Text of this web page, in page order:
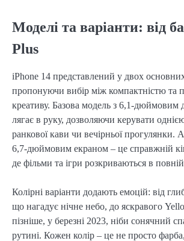
Моделі та варіанти: від
Plus
iPhone 14 представлений у двох
пропонуючи вибір між компактністю та
креативу. Базова модель з 6,1-дюймовим
лягає в руку, дозволяючи керувати
ранкової кави чи вечірньої прогулянки.
6,7-дюймовим екраном – це справжній
де фільми та ігри розкриваються в повній
Колірні варіанти додають емоцій: від
що нагадує нічне небо, до яскравого
пізніше, у березні 2023, ніби сонячний
рутині. Кожен колір – це не просто